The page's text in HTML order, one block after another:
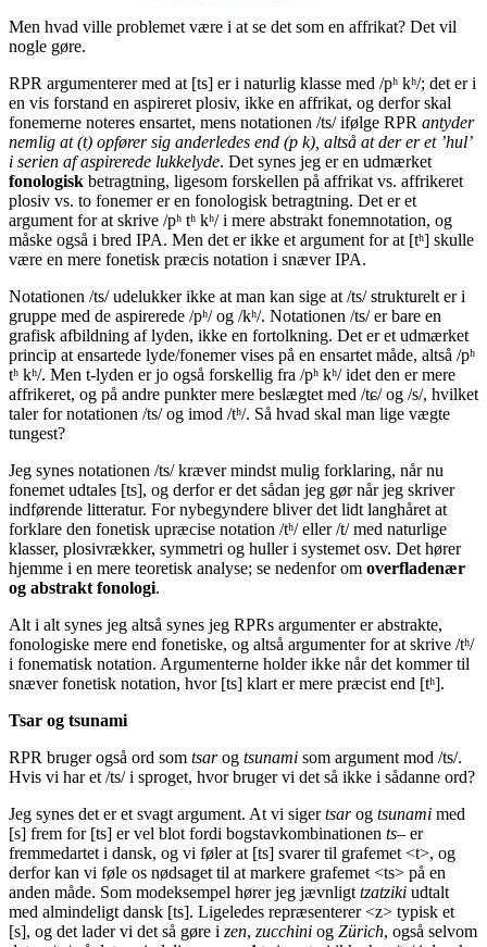
Men hvad ville problemet være i at se det som en affrikat? Det vil
nogle gøre.
RPR argumenterer med at [ts] er i naturlig klasse med /pʰ kʰ/; det er i
en vis forstand en aspireret plosiv, ikke en affrikat, og derfor skal
fonemerne noteres ensartet, mens notationen /ts/ ifølge RPR antyder
nemlig at (t) opfører sig anderledes end (p k), altså at der er et ’hul’
i serien af aspirerede lukkelyde. Det synes jeg er en udmærket
fonologisk betragtning, ligesom forskellen på affrikat vs. affrikeret
plosiv vs. to fonemer er en fonologisk betragtning. Det er et
argument for at skrive /pʰ tʰ kʰ/ i mere abstrakt fonemnotation, og
måske også i bred IPA. Men det er ikke et argument for at [tʰ] skulle
være en mere fonetisk præcis notation i snæver IPA.
Notationen /ts/ udelukker ikke at man kan sige at /ts/ strukturelt er i
gruppe med de aspirerede /pʰ/ og /kʰ/. Notationen /ts/ er bare en
grafisk afbildning af lyden, ikke en fortolkning. Det er et udmærket
princip at ensartede lyde/fonemer vises på en ensartet måde, altså /pʰ
tʰ kʰ/. Men t-lyden er jo også forskellig fra /pʰ kʰ/ idet den er mere
affrikeret, og på andre punkter mere beslægtet med /tɕ/ og /s/, hvilket
taler for notationen /ts/ og imod /tʰ/. Så hvad skal man lige vægte
tungest?
Jeg synes notationen /ts/ kræver mindst mulig forklaring, når nu
fonemet udtales [ts], og derfor er det sådan jeg gør når jeg skriver
indførende litteratur. For nybegyndere bliver det lidt langhåret at
forklare den fonetisk upræcise notation /tʰ/ eller /t/ med naturlige
klasser, plosivrækker, symmetri og huller i systemet osv. Det hører
hjemme i en mere teoretisk analyse; se nedenfor om overfladenær
og abstrakt fonologi.
Alt i alt synes jeg altså synes jeg RPRs argumenter er abstrakte,
fonologiske mere end fonetiske, og altså argumenter for at skrive /tʰ/
i fonematisk notation. Argumenterne holder ikke når det kommer til
snæver fonetisk notation, hvor [ts] klart er mere præcist end [tʰ].
Tsar og tsunami
RPR bruger også ord som tsarog tsunami som argument mod /ts/.
Hvis vi har et /ts/ i sproget, hvor bruger vi det så ikke i sådanne ord?
Jeg synes det er et svagt argument. At vi sigertsarog tsunami med
[s] frem for [ts] er vel blot fordi bogstavkombinationen ts– er
fremmedartet i dansk, og vi føler at [ts] svarer til grafemet <t>, og
derfor kan vi føle os nødsaget til at markere grafemet <ts> på en
anden måde. Som modeksempel hører jeg jævnligt tzatziki udtalt
med almindeligt dansk [ts]. Ligeledes repræsenterer <z> typisk et
[s], og det lader vi det så gøre i zen, zucchini og Zürich, også selvom